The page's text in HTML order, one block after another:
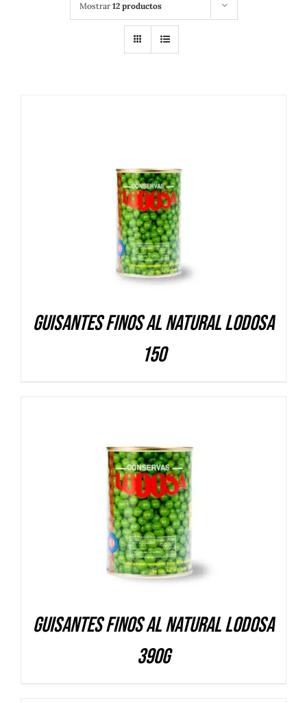
Mostrar 12 productos
DETALLES
Guisantes finos al natural Lodosa
150
DETALLES
Guisantes finos al natural Lodosa
390g